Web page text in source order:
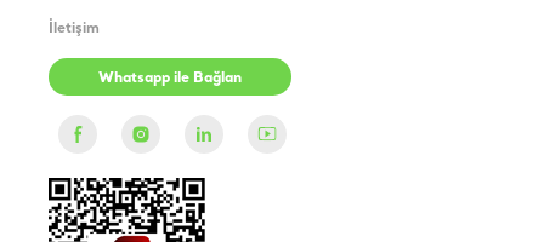
İletişim
Whatsapp ile Bağlan